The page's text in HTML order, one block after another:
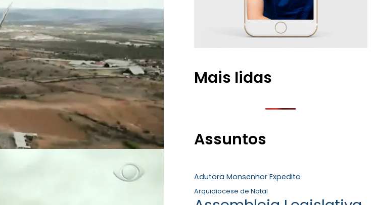
Mais lidas
Assuntos
Adutora Monsenhor Expedito
Arquidiocese de Natal